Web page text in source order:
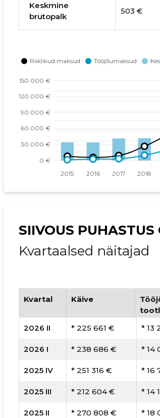
Keskmine
brutopalk
503 €
SIIVOUS PUHASTUS
Kvartaalsed näitajad
Kvartal Käive
2026 II
* 225 661 € * 13
2026 I * 238 686 € * 14
2025 IV * 251 316 € * 16
2025 III * 212 604 € * 14
2025 II * 270 808 € * 18